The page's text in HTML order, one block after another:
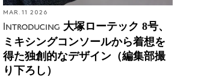
MAR. 11 2026
Introducing 大塚ローテック 8号、
ミキシングコンソールから着想を
得た独創的なデザイン（編集部撮
り下ろし）